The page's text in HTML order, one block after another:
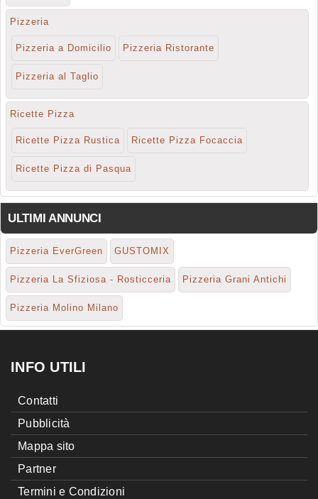
Pizzeria
Pizzeria a Domicilio Pizzeria Ristorante
Pizzeria al Taglio
Ricette Pizza
Ricette Pizza Rustica Ricette Pizza Focaccia
Ricette Pizza di Pasqua
ULTIMI ANNUNCI
Pizzeria EverGreen GUSTOMIX
Pizzeria La Sfiziosa - Rosticceria Pizzeria Grani Antichi
Pizzeria Molino Milano
INFO UTILI
Contatti
Pubblicità
Mappa sito
Partner
Termini e Condizioni